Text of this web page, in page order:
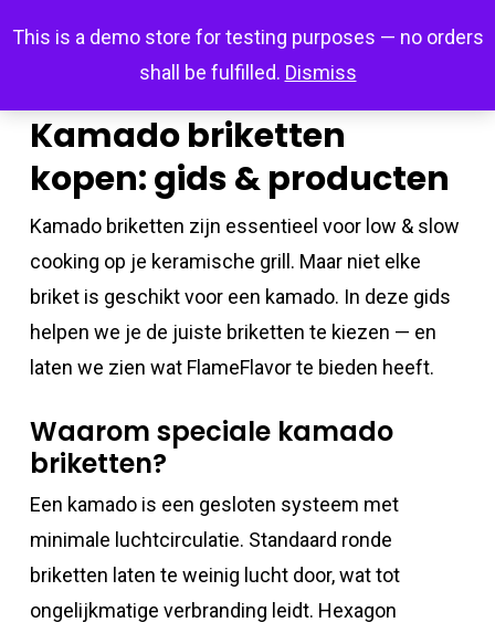
This is a demo store for testing purposes — no orders
shall be fulfilled. Dismiss
content
searchaccount
Kamado briketten
kopen: gids & producten
Kamado briketten zijn essentieel voor low & slow
cooking op je keramische grill. Maar niet elke
briket is geschikt voor een kamado. In deze gids
helpen we je de juiste briketten te kiezen — en
laten we zien wat FlameFlavor te bieden heeft.
Waarom speciale kamado
briketten?
Een kamado is een gesloten systeem met
minimale luchtcirculatie. Standaard ronde
briketten laten te weinig lucht door, wat tot
ongelijkmatige verbranding leidt. Hexagon